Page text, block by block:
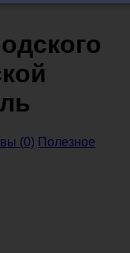
(0) Полезное